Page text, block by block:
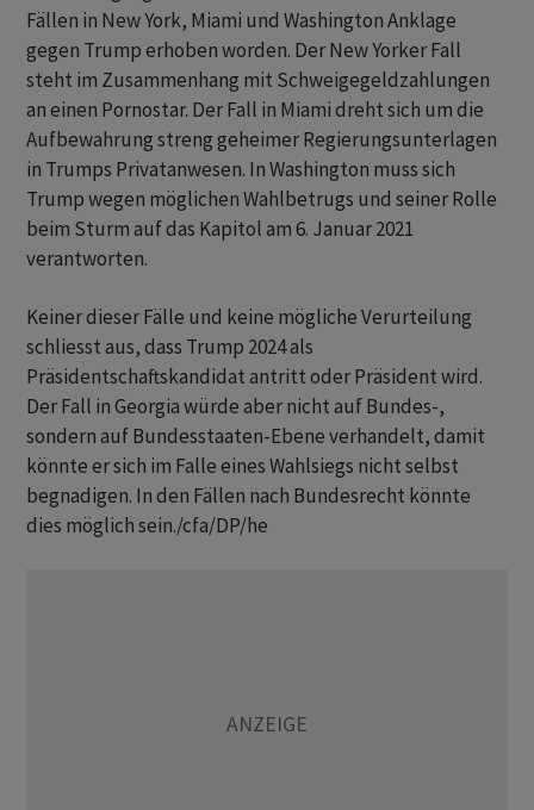
Fällen in New York, Miami und Washington Anklage
gegen Trump erhoben worden. Der New Yorker Fall
steht im Zusammenhang mit Schweigegeldzahlungen
an einen Pornostar. Der Fall in Miami dreht sich um die
Aufbewahrung streng geheimer Regierungsunterlagen
in Trumps Privatanwesen. In Washington muss sich
Trump wegen möglichen Wahlbetrugs und seiner Rolle
beim Sturm auf das Kapitol am 6. Januar 2021
verantworten.
Keiner dieser Fälle und keine mögliche Verurteilung
schliesst aus, dass Trump 2024 als
Präsidentschaftskandidat antritt oder Präsident wird.
Der Fall in Georgia würde aber nicht auf Bundes-,
sondern auf Bundesstaaten-Ebene verhandelt, damit
könnte er sich im Falle eines Wahlsiegs nicht selbst
begnadigen. In den Fällen nach Bundesrecht könnte
dies möglich sein./cfa/DP/he